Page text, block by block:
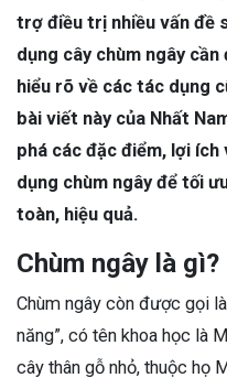
trợ điều trị nhiều vấn đề
dụng cây chùm ngây
hiểu rõ về các tác dụng
bài viết này của Nhất
phá các đặc điểm, lợi
dụng chùm ngây để tối
toàn, hiệu quả.
Chùm ngây là gì?
Chùm ngây còn được gọi
năng”, có tên khoa học là
cây thân gỗ nhỏ, thuộc họ